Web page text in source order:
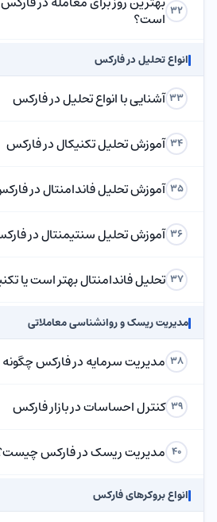
32 است؟
انواع تحلیل در فارکس
33 آشنایی با انواع تحلیل در فارکس
34 آموزش تحلیل تکنیکال در فارکس
35 آموزش تحلیل فاندامنتال در
36 آموزش تحلیل سنتیمنتال در
37 تحلیل فاندامنتال بهتر است یا
مدیریت ریسک و روانشناسی معاملاتی
38 مدیریت سرمایه در فارکس
39 کنترل احساسات در بازار فارکس
40 مدیریت ریسک در فارکس
انواع بروکرهای فارکس